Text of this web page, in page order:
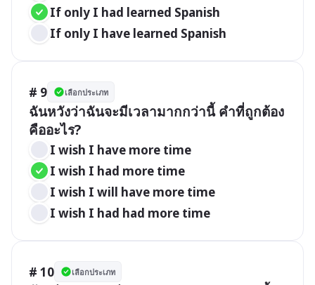
If only I had learned Spanish
If only I have learned Spanish
# 9 เลือกประเภท
ฉันหวังว่าฉันจะมีเวลามากกว่านี้ คำที่ถูกต้อง
คืออะไร?
I wish I have more time
I wish I had more time
I wish I will have more time
I wish I had had more time
# 10 เลือกประเภท